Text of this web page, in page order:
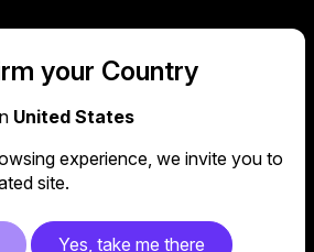
更換your Country
United States
experience, we invite you to
site.
Yes, take me there